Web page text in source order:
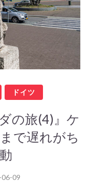
ドイツ
の旅(4)』ケ
で遅れがち
09